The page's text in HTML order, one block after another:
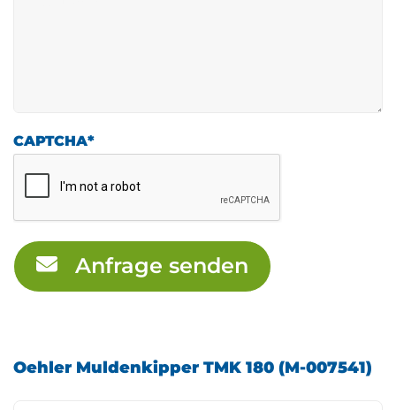
CAPTCHA*
Anfrage senden
Oehler Muldenkipper TMK 180 (M-007541)